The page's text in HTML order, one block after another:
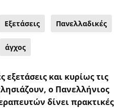
Εξετάσεις Πανελλαδικές
άγχος
εξετάσεις και κυρίως τις
ο Πανελλήνιος
δίνει πρακτικές